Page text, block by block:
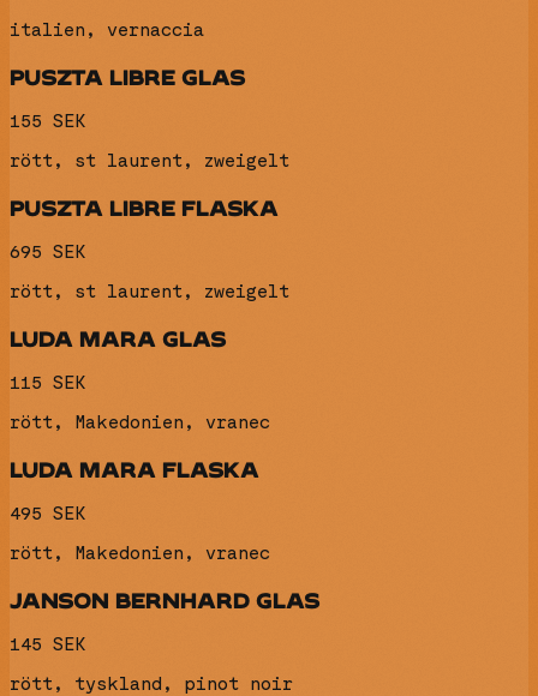
italien, vernaccia
PUSZTA LIBRE GLAS
155 SEK
rött, st laurent, zweigelt
PUSZTA LIBRE FLASKA
695 SEK
rött, st laurent, zweigelt
LUDA MARA GLAS
115 SEK
rött, Makedonien, vranec
LUDA MARA FLASKA
495 SEK
rött, Makedonien, vranec
JANSON BERNHARD GLAS
145 SEK
rött, tyskland, pinot noir